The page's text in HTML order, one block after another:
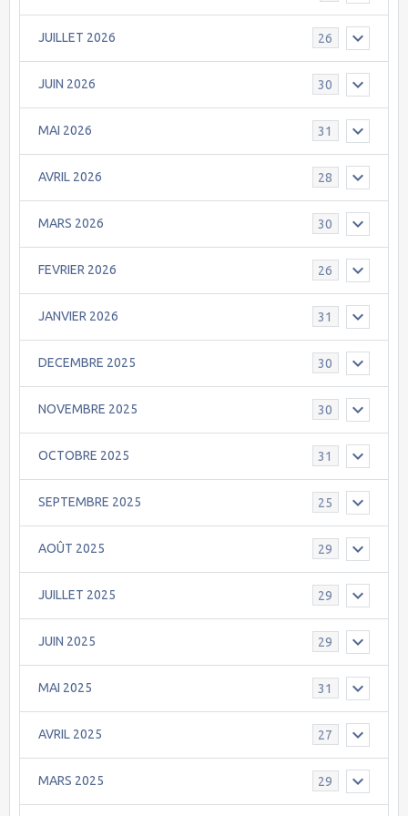
JUILLET 2026 26
JUIN 2026 30
MAI 2026 31
AVRIL 2026 28
MARS 2026 30
FEVRIER 2026 26
JANVIER 2026 31
DECEMBRE 2025 30
NOVEMBRE 2025 30
OCTOBRE 2025 31
SEPTEMBRE 2025 25
AOÛT 2025 29
JUILLET 2025 29
JUIN 2025 29
MAI 2025 31
AVRIL 2025 27
MARS 2025 29